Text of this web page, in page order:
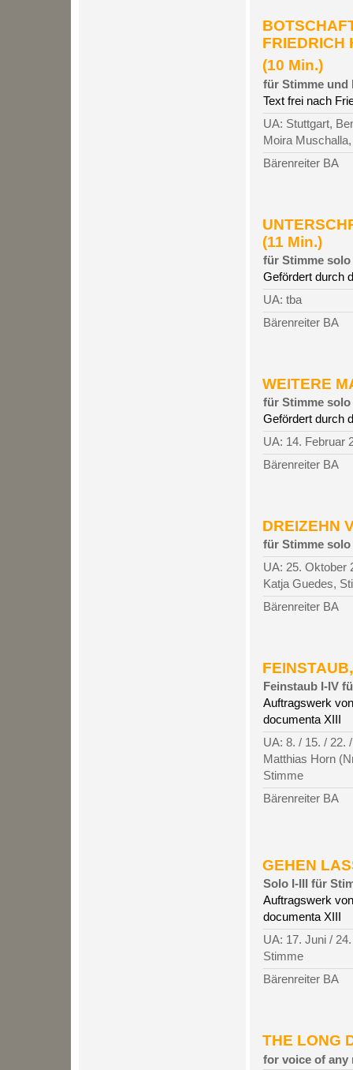
FRIEDRICH
(10 Min.)
für Stimme und
Text frei nach
UA: Stuttgart,
Moira
Bärenreiter BA
(11 Min.)
für Stimme solo
Gefördert durch
UA: tba
Bärenreiter BA
WEITERE
für Stimme solo
Gefördert durch
UA: 14. Februar
Bärenreiter BA
DREIZEHN
für Stimme solo
UA: 25. Oktober
Katja Guedes,
Bärenreiter BA
Feinstaub I-IV
Auftragswerk
documenta XIII
UA: 8. / 15. / 22.
Matthias Horn
Stimme
Bärenreiter BA
GEHEN
Solo I-III für
Auftragswerk
documenta XIII
UA: 17. Juni /
Stimme
Bärenreiter BA
THE LONG
for voice of any